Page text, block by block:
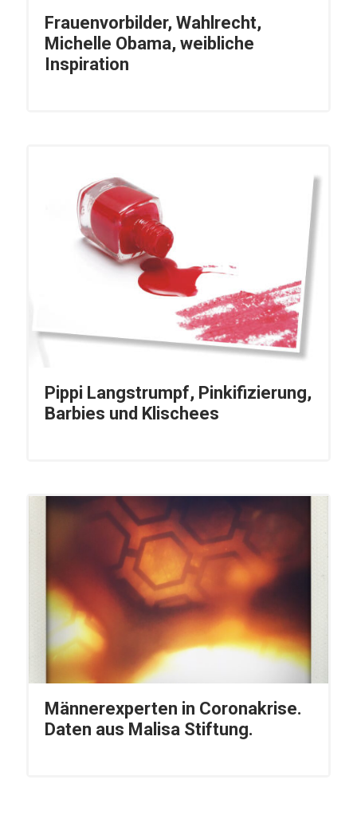
Frauenvorbilder, Wahlrecht,
Michelle Obama, weibliche
Inspiration
Pippi Langstrumpf, Pinkifizierung,
Barbies und Klischees
Männerexperten in Coronakrise.
Daten aus Malisa Stiftung.